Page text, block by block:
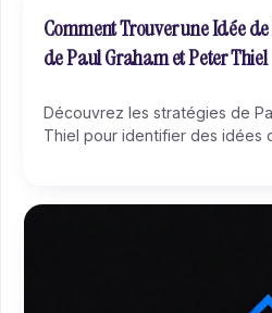
Comment Trouver une Idée
de Paul Graham et Peter Thiel
Découvrez les stratégies de
Thiel pour identifier des idées